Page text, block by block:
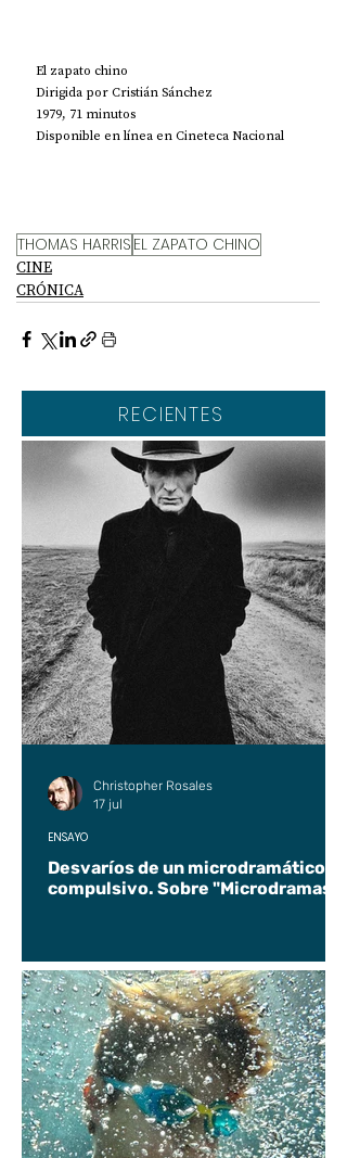
El zapato chino
Dirigida por Cristián Sánchez
1979, 71 minutos
Disponible en línea en Cineteca Nacional
THOMAS HARRIS EL ZAPATO CHINO
CINE
CRÓNICA
RECIENTES
Desvaríos de un microdramático
compulsivo. Sobre "Microdramas".
ENSAYO
Christopher Rosales
17 jul